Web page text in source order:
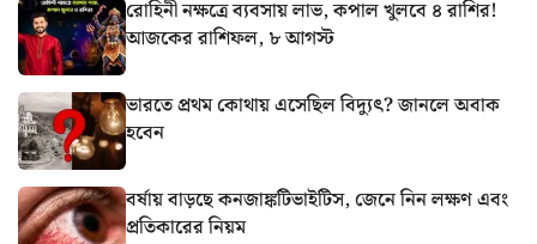
রোহিনী নক্ষত্রে ব্যবসায় লাভ, কপাল খুলবে ৪ রাশির!
আজকের রাশিফল, ৮ আগস্ট
ভারতে প্রথম কোথায় এসেছিল বিদ্যুৎ? জানলে অবাক
হবেন
বর্ষায় বাড়ছে কনজাঙ্কটিভাইটিস, জেনে নিন লক্ষণ এবং
প্রতিকারের নিয়ম